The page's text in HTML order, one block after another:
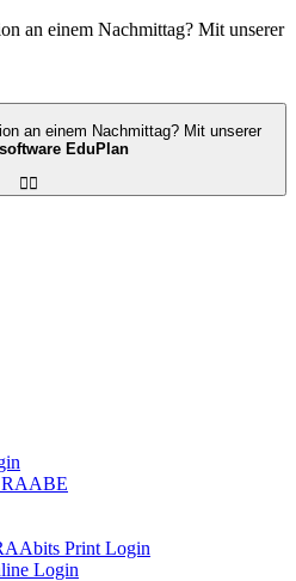
an einem Nachmittag? Mit unserer
an einem Nachmittag? Mit unserer
EduPlan

RAABE
Print Login
Login